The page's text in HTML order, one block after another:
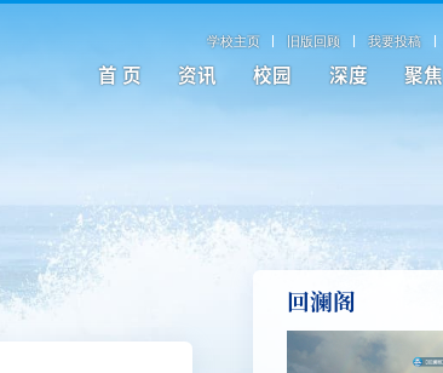
学校主页 旧版回顾 我要投稿
首 页 资讯 校园 深度 聚焦
回澜阁